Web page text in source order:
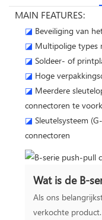
MAIN FEATURES:
◪ Beveiliging van
◪ Multipolige types
◪ Soldeer- of
◪ Hoge
◪ Meerdere
connectoren te
◪ Sleutelsysteem
connectoren
Wat is de B-
Als ons
verkochte